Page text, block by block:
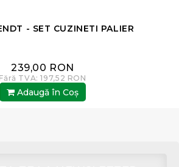
- SET CUZINETI PALIER
239,00 RON
Fără TVA: 197,52 RON
Adaugă în Coş